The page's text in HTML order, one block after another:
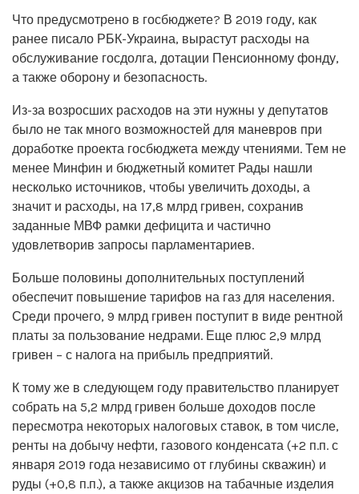
Что предусмотрено в госбюджете? В 2019 году, как
ранее писало РБК-Украина, вырастут расходы на
обслуживание госдолга, дотации Пенсионному фонду,
а также оборону и безопасность.
Из-за возросших расходов на эти нужны у депутатов
было не так много возможностей для маневров при
доработке проекта госбюджета между чтениями. Тем не
менее Минфин и бюджетный комитет Рады нашли
несколько источников, чтобы увеличить доходы, а
значит и расходы, на 17,8 млрд гривен, сохранив
заданные МВФ рамки дефицита и частично
удовлетворив запросы парламентариев.
Больше половины дополнительных поступлений
обеспечит повышение тарифов на газ для населения.
Среди прочего, 9 млрд гривен поступит в виде рентной
платы за пользование недрами. Еще плюс 2,9 млрд
гривен – с налога на прибыль предприятий.
К тому же в следующем году правительство планирует
собрать на 5,2 млрд гривен больше доходов после
пересмотра некоторых налоговых ставок, в том числе,
ренты на добычу нефти, газового конденсата (+2 п.п. с
января 2019 года независимо от глубины скважин) и
руды (+0,8 п.п.), а также акцизов на табачные изделия